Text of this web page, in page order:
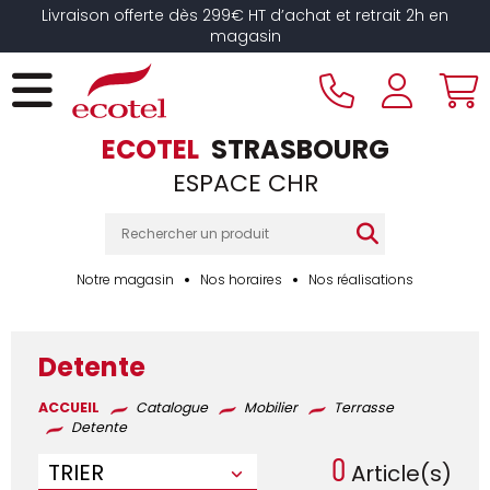
Livraison offerte dès 299€ HT d’achat et retrait 2h en
magasin
ECOTEL STRASBOURG
ESPACE CHR
Notre magasin Nos horaires Nos réalisations
Detente
ACCUEIL Catalogue Mobilier
Terrasse
Detente
TRIER 0 Article(s)
Panneau de gestion des cookies